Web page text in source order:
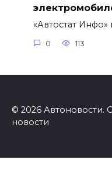
«Автостат
0 113
© 2026 Автоновости.
новости